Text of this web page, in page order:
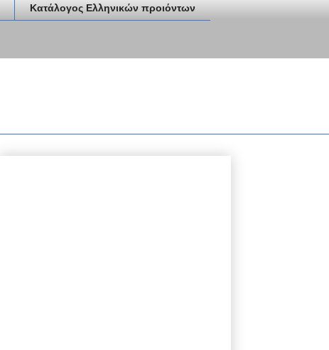
Κατάλογος Ελληνικών προιόντων